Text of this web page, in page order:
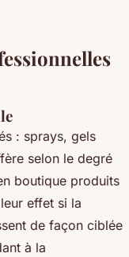
: sprays, gels
selon le degré
boutique produits
effet si la
de façon ciblée
à la